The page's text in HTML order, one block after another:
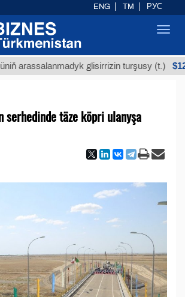
glisirrizin turşusy (t.) $12935,18
serhedinde täze köpri ulanyşa
ENG TM РУС